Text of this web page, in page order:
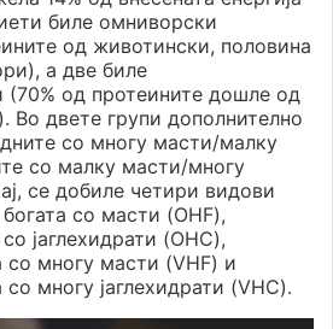
биле омниворски
од животински, половина
а две биле
(70% од протеините дошле од
Во двете групи дополнително
со многу масти/малку
со малку масти/многу
се добиле четири видови
со масти (OHF),
јаглехидрати (OHC),
со многу масти (VHF) и
со многу јаглехидрати (VHC).